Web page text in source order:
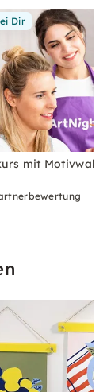
Dir
mit Motivwahl